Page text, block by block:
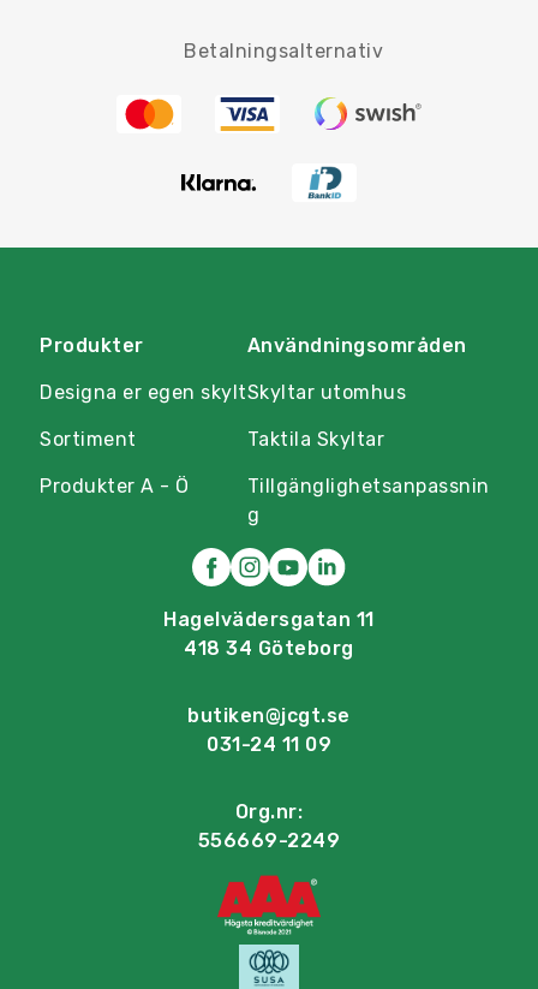
Betalningsalternativ
Produkter
Designa er egen skylt
Sortiment
Produkter A - Ö
Användningsområden
Skyltar utomhus
Taktila Skyltar
Tillgänglighetsanpassnin
g
Hagelvädersgatan 11
418 34 Göteborg
butiken@jcgt.se
031-24 11 09
Org.nr:
556669-2249